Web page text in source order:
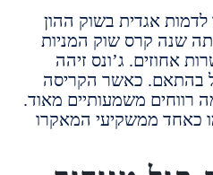
בשוק ההון
שוק המניות
ג’ונס זיהה
כאשר הקריסה
משמעותיים מאוד.
המאקרו